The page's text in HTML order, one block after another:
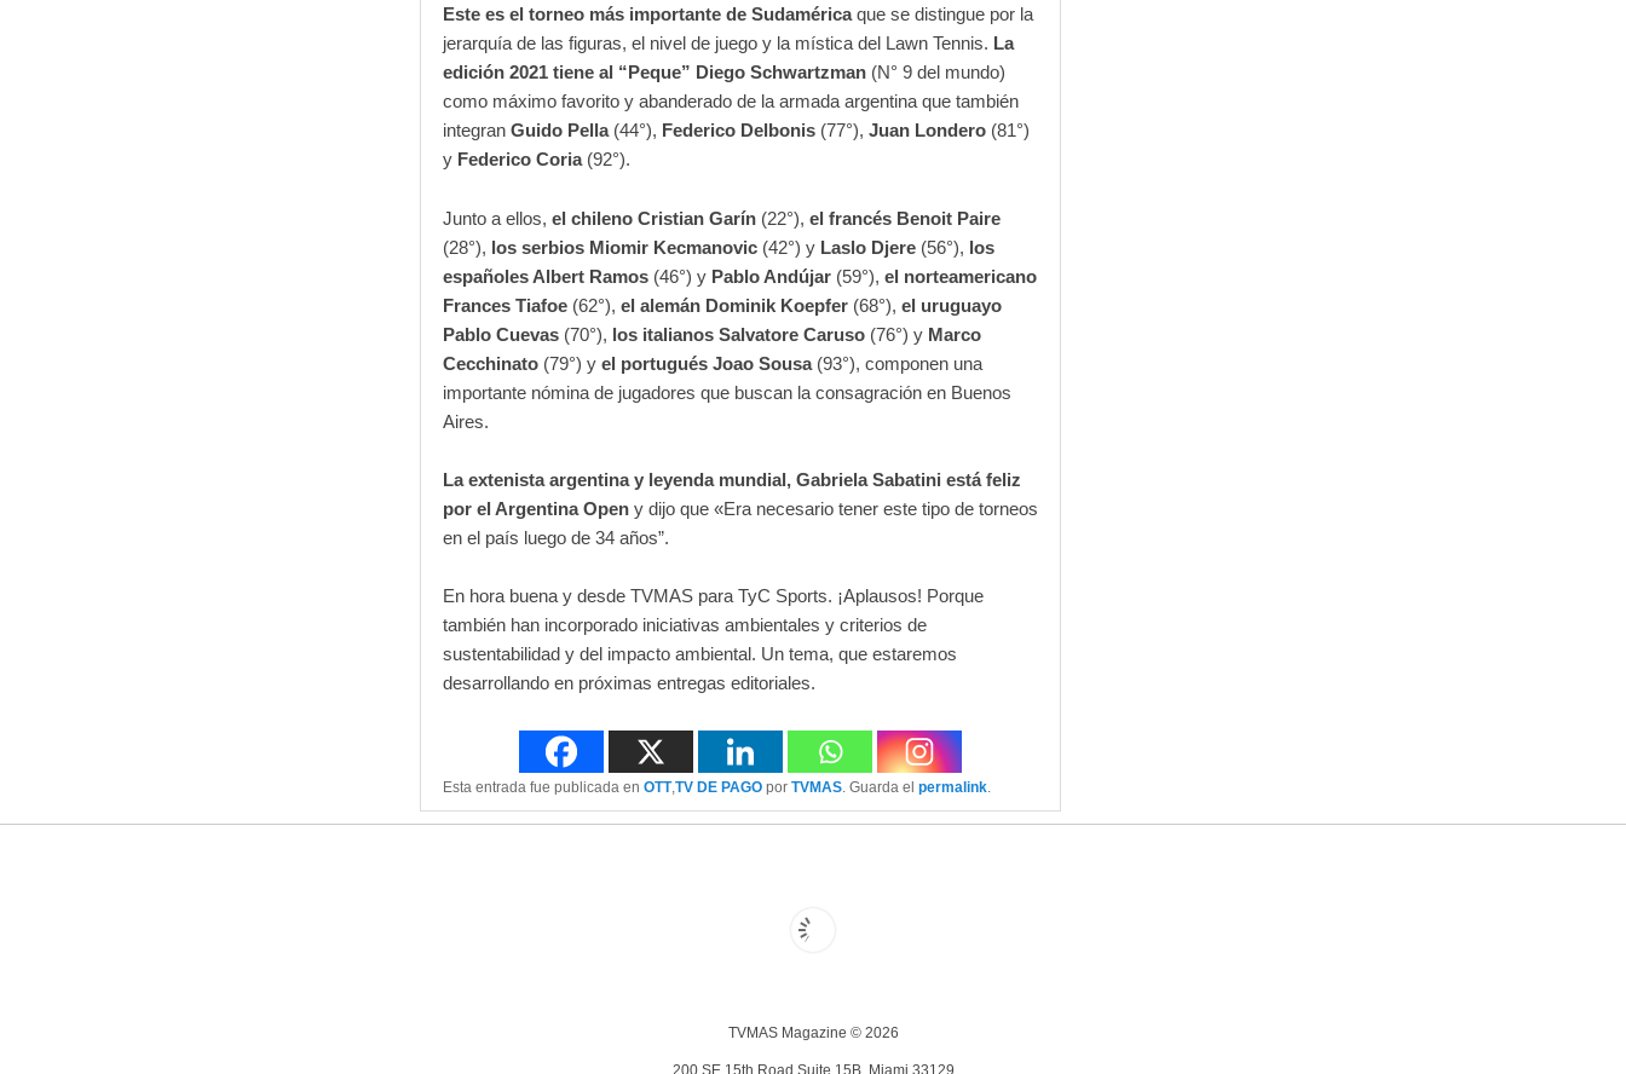
Este es el torneo más importante de Sudaméricaque se distingue por la
jerarquía de las figuras, el nivel de juego y la mística del Lawn Tennis. La
edición 2021 tiene al “Peque” Diego Schwartzman (N° 9 del mundo)
como máximo favorito y abanderado de la armada argentina que también
integran Guido Pella(44°), Federico Delbonis (77°), Juan Londero (81°)
y Federico Coria(92°).
Junto a ellos, el chileno Cristian Garín (22°), el francés Benoit Paire
(28°), los serbios Miomir Kecmanovic (42°) y Laslo Djere (56°), los
españoles Albert Ramos (46°) y Pablo Andújar (59°), el norteamericano
Frances Tiafoe (62°), el alemán Dominik Koepfer (68°), el uruguayo
Pablo Cuevas (70°), los italianos Salvatore Caruso (76°) y Marco
Cecchinato (79°) y el portugués Joao Sousa(93°), componen una
importante nómina de jugadores que buscan la consagración en Buenos
Aires.
La extenista argentina y leyenda mundial, Gabriela Sabatini está feliz
por el Argentina Open y dijo que «Era necesario tener este tipo de torneos
en el país luego de 34 años”.
En hora buena y desde TVMAS para TyC Sports. ¡Aplausos! Porque
también han incorporado iniciativas ambientales y criterios de
sustentabilidad y del impacto ambiental. Un tema, que estaremos
desarrollando en próximas entregas editoriales.
Esta entrada fue publicada en OTT,TV DE PAGO por TVMAS . Guarda el permalink
TVMAS Magazine © 2026
200 SE 15th Road Suite 15B, Miami 33129